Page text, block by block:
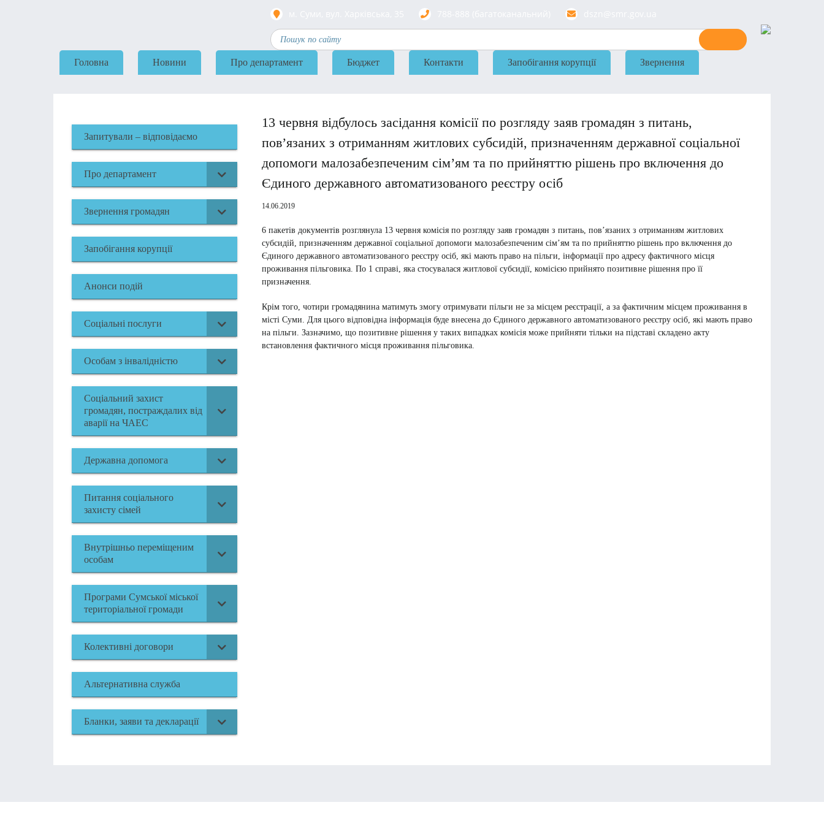
Головна Новини Про департамент Бюджет Контакти Запобігання корупції Звернення
Запитували – відповідаємо
Про департамент
Звернення громадян
Запобігання корупції
Анонси подій
Соціальні послуги
Особам з інвалідністю
Соціальний захист
громадян, постраждалих від
аварії на ЧАЕС
Державна допомога
Питання соціального
захисту сімей
Внутрішньо переміщеним
особам
Програми Сумської міської
територіальної громади
Колективні договори
Альтернативна служба
Бланки, заяви та декларації
13 червня відбулось засідання комісії по розгляду заяв громадян з питань,
пов’язаних з отриманням житлових субсидій, призначенням державної соціальної
допомоги малозабезпеченим сім’ям та по прийняттю рішень про включення до
Єдиного державного автоматизованого реєстру осіб
14.06.2019
6 пакетів документів розглянула 13 червня комісія по розгляду заяв громадян з питань, пов’язаних з отриманням житлових
субсидій, призначенням державної соціальної допомоги малозабезпеченим сім’ям та по прийняттю рішень про включення до
Єдиного державного автоматизованого реєстру осіб, які мають право на пільги, інформації про адресу фактичного місця
проживання пільговика. По 1 справі, яка стосувалася житлової субсидії, комісією прийнято позитивне рішення про її
призначення.
Крім того, чотири громадянина матимуть змогу отримувати пільги не за місцем реєстрації, а за фактичним місцем проживання в
місті Суми. Для цього відповідна інформація буде внесена до Єдиного державного автоматизованого реєстру осіб, які мають право
на пільги. Зазначимо, що позитивне рішення у таких випадках комісія може прийняти тільки на підставі складено акту
встановлення фактичного місця проживання пільговика.